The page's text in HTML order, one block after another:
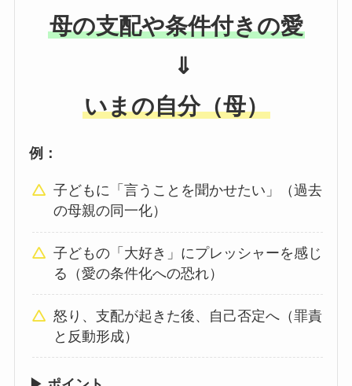
母の支配や条件付きの愛
⇓
いまの自分（母）
例：
子どもに「言うことを聞かせたい」（過去
の母親の同一化）
子どもの「大好き」にプレッシャーを感じ
る（愛の条件化への恐れ）
怒り、支配が起きた後、自己否定へ（罪責
と反動形成）